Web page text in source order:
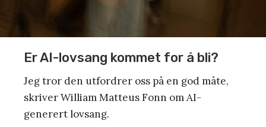
Er AI-lovsang kommet for å bli?
Jeg tror den utfordrer oss på en god måte,
skriver William Matteus Fonn om AI-
generert lovsang.